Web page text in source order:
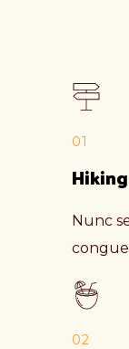
01
Hiking
Nunc
02